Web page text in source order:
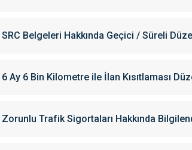
SRC Belgeleri Hakkında Geçici / Süreli
6 Ay 6 Bin Kilometre ile İlan Kısıtlaması
Zorunlu Trafik Sigortaları Hakkında